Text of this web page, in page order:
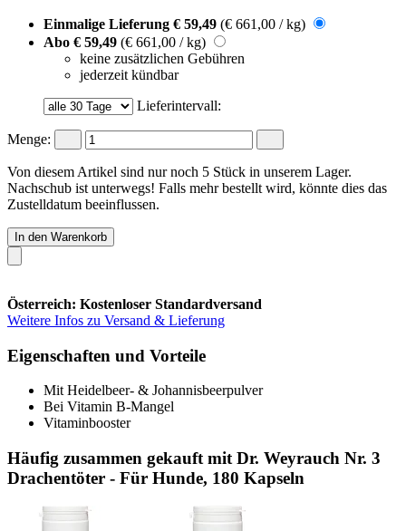
Einmalige Lieferung € 59,49 (€ 661,00 / kg)
Abo € 59,49 (€ 661,00 / kg)
keine zusätzlichen Gebühren
jederzeit kündbar
Lieferintervall:
Menge:
Von diesem Artikel sind nur noch 5 Stück in unserem Lager.
Nachschub ist unterwegs! Falls mehr bestellt wird, könnte dies das
Zustelldatum beeinflussen.
In den Warenkorb
Österreich: Kostenloser Standardversand
Weitere Infos zu Versand & Lieferung
Eigenschaften und Vorteile
Mit Heidelbeer- & Johannisbeerpulver
Bei Vitamin B-Mangel
Vitaminbooster
Häufig zusammen gekauft mit Dr. Weyrauch Nr. 3
Drachentöter - Für Hunde, 180 Kapseln